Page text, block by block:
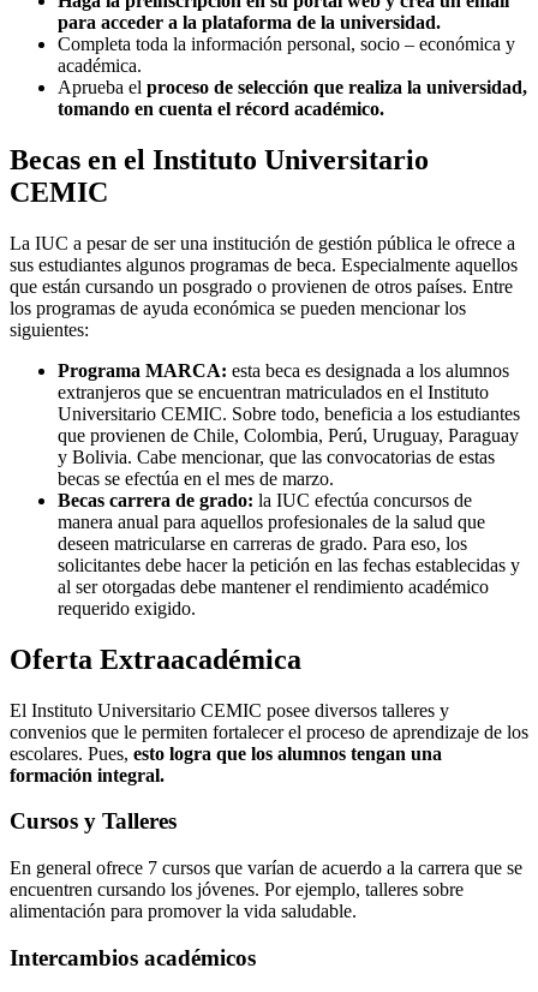
para acceder a la plataforma de la universidad.
Completa toda la información personal, socio – económica y
académica.
Aprueba el proceso de selección que realiza la universidad,
tomando en cuenta el récord académico.
Becas en el Instituto Universitario
CEMIC
La IUC a pesar de ser una institución de gestión pública le ofrece a
sus estudiantes algunos programas de beca. Especialmente aquellos
que están cursando un posgrado o provienen de otros países. Entre
los programas de ayuda económica se pueden mencionar los
siguientes:
Programa MARCA: esta beca es designada a los alumnos
extranjeros que se encuentran matriculados en el Instituto
Universitario CEMIC. Sobre todo, beneficia a los estudiantes
que provienen de Chile, Colombia, Perú, Uruguay, Paraguay
y Bolivia. Cabe mencionar, que las convocatorias de estas
becas se efectúa en el mes de marzo.
Becas carrera de grado: la IUC efectúa concursos de
manera anual para aquellos profesionales de la salud que
deseen matricularse en carreras de grado. Para eso, los
solicitantes debe hacer la petición en las fechas establecidas y
al ser otorgadas debe mantener el rendimiento académico
requerido exigido.
Oferta Extraacadémica
El Instituto Universitario CEMIC posee diversos talleres y
convenios que le permiten fortalecer el proceso de aprendizaje de los
escolares. Pues, esto logra que los alumnos tengan una
formación integral.
Cursos y Talleres
En general ofrece 7 cursos que varían de acuerdo a la carrera que se
encuentren cursando los jóvenes. Por ejemplo, talleres sobre
alimentación para promover la vida saludable.
Intercambios académicos